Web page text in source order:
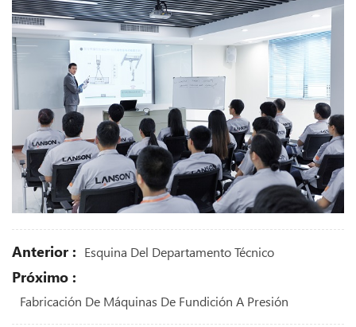
Anterior : Esquina Del Departamento Técnico
Próximo :
Fabricación De Máquinas De Fundición A Presión